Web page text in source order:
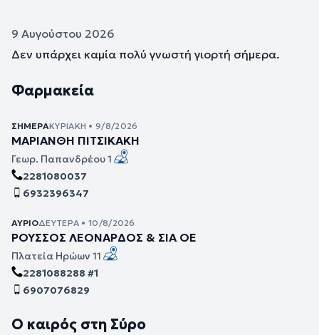
9 Αυγούστου 2026
Δεν υπάρχει καμία πολύ γνωστή γιορτή σήμερα.
Φαρμακεία
ΣΉΜΕΡΑΚΥΡΙΑΚΉ • 9/8/2026
ΜΑΡΙΑΝΘΗ ΠΙΤΣΙΚΑΚΗ
Γεωρ. Παπανδρέου 1
2281080037
6932396347
ΑΎΡΙΟΔΕΥΤΈΡΑ • 10/8/2026
ΡΟΥΣΣΟΣ ΛΕΟΝΑΡΔΟΣ & ΣΙΑ ΟΕ
Πλατεία Ηρώων 11
2281088288 #1
6907076829
Ο καιρός στη Σύρο